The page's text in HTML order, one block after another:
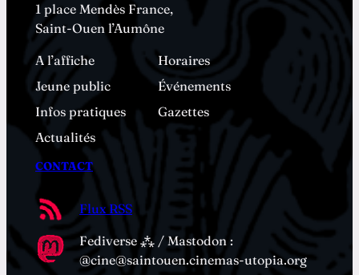
1 place Mendès France,
Saint-Ouen l’Aumône
A l’affiche
Horaires
Jeune public
Événements
Infos pratiques
Gazettes
Actualités
CONTACT
Flux RSS
Fediverse ⁂ / Mastodon :
@cine@saintouen.cinemas-utopia.org